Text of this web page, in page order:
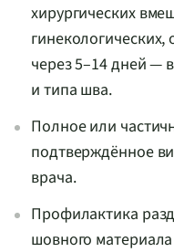
хирургических
через 5–14 дней —
и типа шва.
Полное или
подтверждённое
врача.
Профилактика
шовного